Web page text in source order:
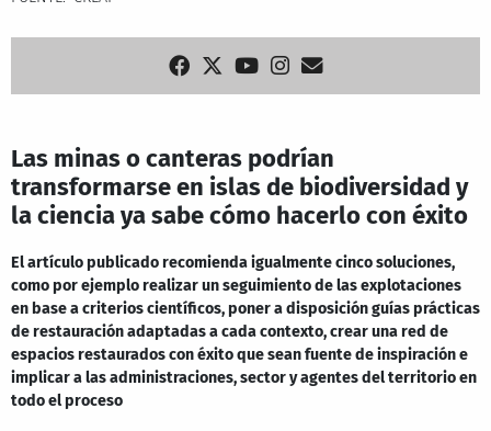
Las minas o canteras podrían
transformarse en islas de biodiversidad y
la ciencia ya sabe cómo hacerlo con éxito
El artículo publicado recomienda igualmente cinco soluciones,
como por ejemplo realizar un seguimiento de las explotaciones
en base a criterios científicos, poner a disposición guías prácticas
de restauración adaptadas a cada contexto, crear una red de
espacios restaurados con éxito que sean fuente de inspiración e
implicar a las administraciones, sector y agentes del territorio en
todo el proceso